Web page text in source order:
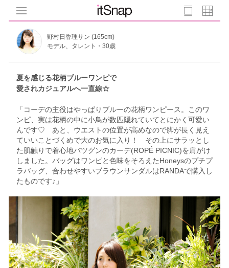
野村日香理サン (165cm)
モデル、タレント・30歳
夏を感じる花柄ブルーワンピで
愛されカジュアルへ一直線☆
「コーデの主役はやっぱりブルーの花柄ワンピース。このワ
ンピ、実は花柄の中に小鳥が数匹隠れていてとにかく可愛い
んです♡ あと、ウエストの位置が高めなので脚が長く見え
ていいことづくめで大のお気に入り！ その上にサラッとし
た肌触りで着心地バツグンのカーデ(ROPÉ PICNIC)を肩がけ
しました。バッグはワンピと色味をそろえたHoneysのプチプ
ラバッグ、合わせやすいブラウンサンダルはRANDAで購入し
たものです♪」